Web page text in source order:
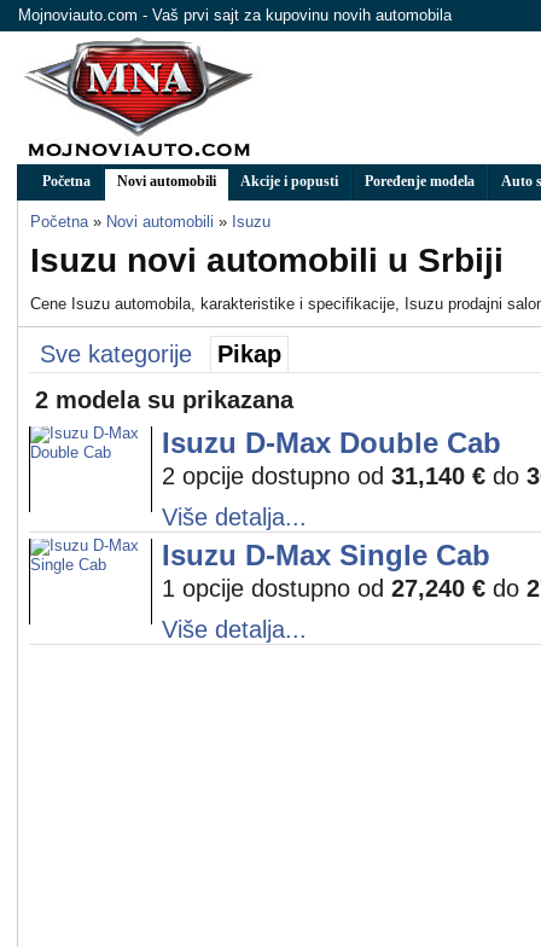
Mojnoviauto.com - Vaš prvi sajt za kupovinu novih automobila
Početna Novi automobili Akcije i popusti Poređenje modela Auto
Početna » Novi automobili » Isuzu
Isuzu novi automobili u Srbiji
Cene Isuzu automobila, karakteristike i specifikacije, Isuzu prodajni
Sve kategorije
Pikap
2 modela su prikazana
Isuzu D-Max Double Cab
2 opcije dostupno od 31,140 € do
Više detalja...
Isuzu D-Max Single Cab
1 opcije dostupno od 27,240 € do
Više detalja...